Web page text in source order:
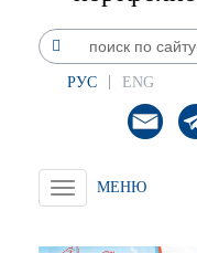
РУС ENG
Toggle
navigation